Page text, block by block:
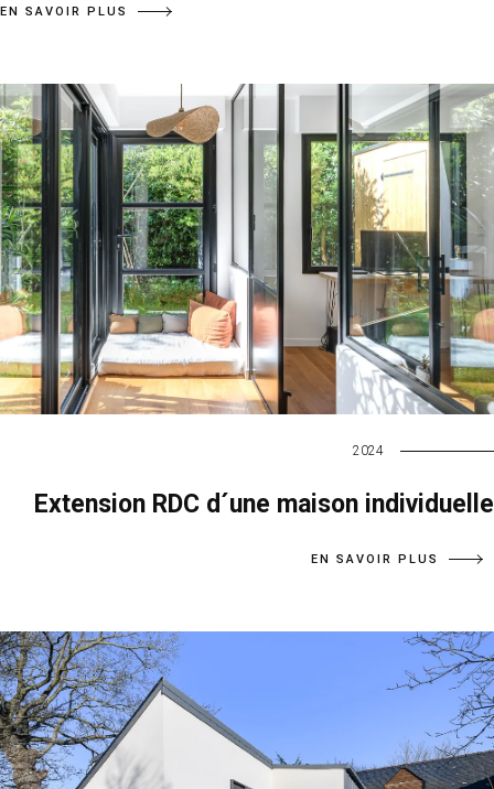
EN SAVOIR PLUS
2024
Extension RDC d´une maison individuelle
EN SAVOIR PLUS